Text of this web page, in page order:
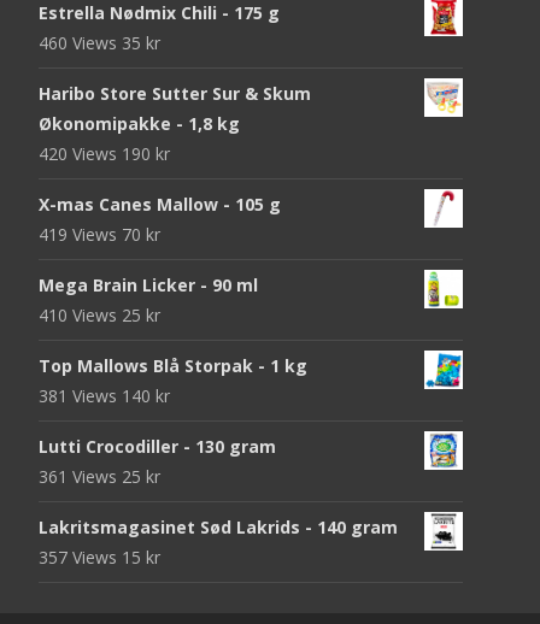
Estrella Nødmix Chili - 175 g
460 Views 35 kr
Haribo Store Sutter Sur & Skum
Økonomipakke - 1,8 kg
420 Views 190 kr
X-mas Canes Mallow - 105 g
419 Views 70 kr
Mega Brain Licker - 90 ml
410 Views 25 kr
Top Mallows Blå Storpak - 1 kg
381 Views 140 kr
Lutti Crocodiller - 130 gram
361 Views 25 kr
Lakritsmagasinet Sød Lakrids - 140 gram
357 Views 15 kr